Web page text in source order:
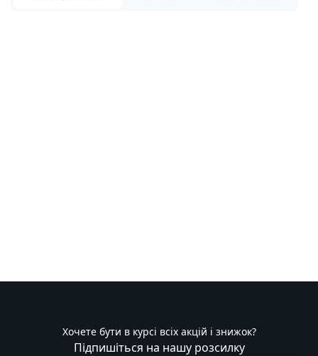
Хочете бути в курсі всіх акцій і знижок?
Підпишіться на нашу розсилку